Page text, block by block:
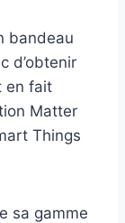
bandeau
d’obtenir
en fait
Matter
Things
sa gamme